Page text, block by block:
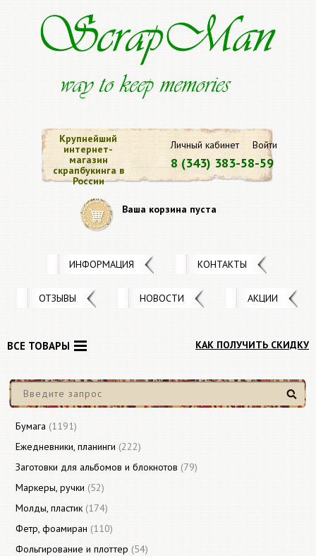
Личный кабинет Войти
8 (343) 383-58-59
Крупнейший
интернет-
магазин
скрапбукинга в
России
Ваша корзина пуста
ИНФОРМАЦИЯ КОНТАКТЫ
ОТЗЫВЫ НОВОСТИ АКЦИИ
КАК ПОЛУЧИТЬ СКИДКУ
Найти
ВСЕ ТОВАРЫ
Бумага (1191)
Ежедневники, планинги (222)
Заготовки для альбомов и блокнотов (79)
Маркеры, ручки (52)
Молды, пластик (174)
Фетр, фоамиран (110)
Фольгирование и плоттер (54)